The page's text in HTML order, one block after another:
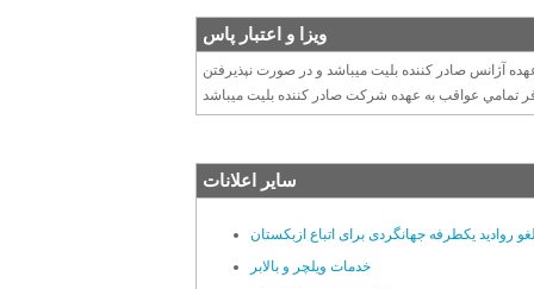
ويزا و اعتبار پاس
برگشت به عهده آژانس صادر کننده بليت ميباشد و در صورت نپذيرفتن
سایر اعلانات
روادید یکطرفه جهانگردی برای اتباع ازبکستان
خدمات ویلچر و بالابر